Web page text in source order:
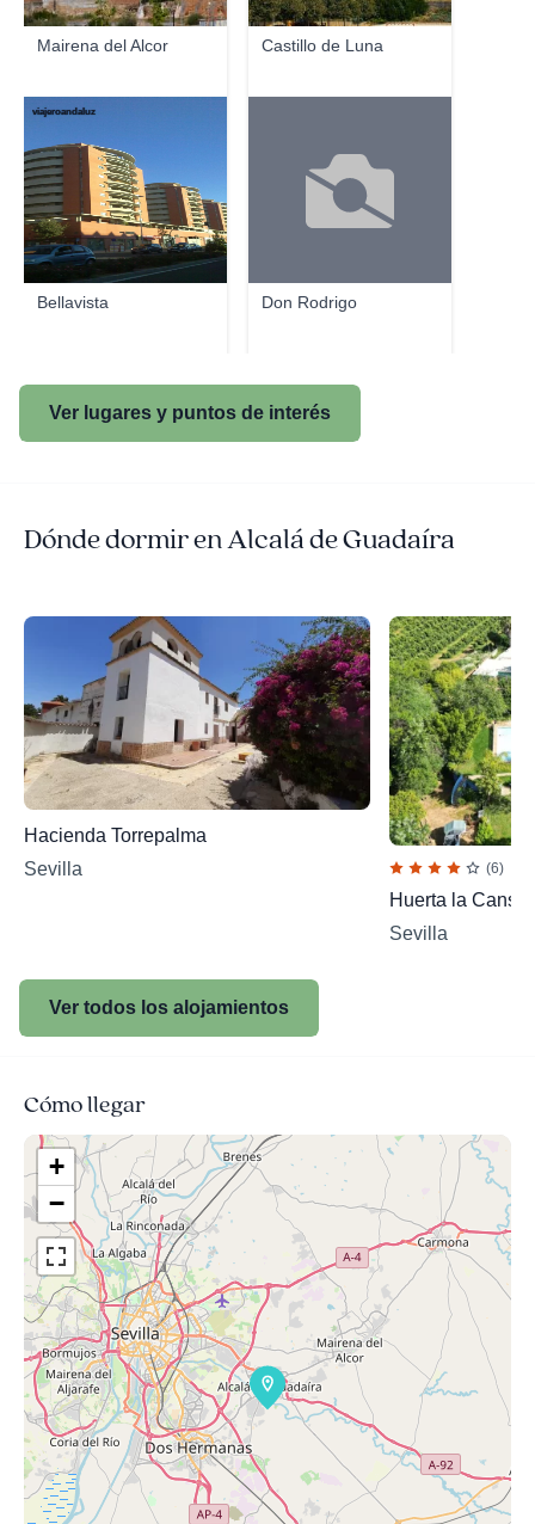
Mairena del Alcor Castillo de Luna
Bellavista
viajeroandaluz
Don Rodrigo
Ver lugares y puntos de interés
Dónde dormir en Alcalá de Guadaíra
Hacienda Torrepalma
Sevilla
(6)
Huerta la
Sevilla
Ver todos los alojamientos
Cómo llegar
+
−